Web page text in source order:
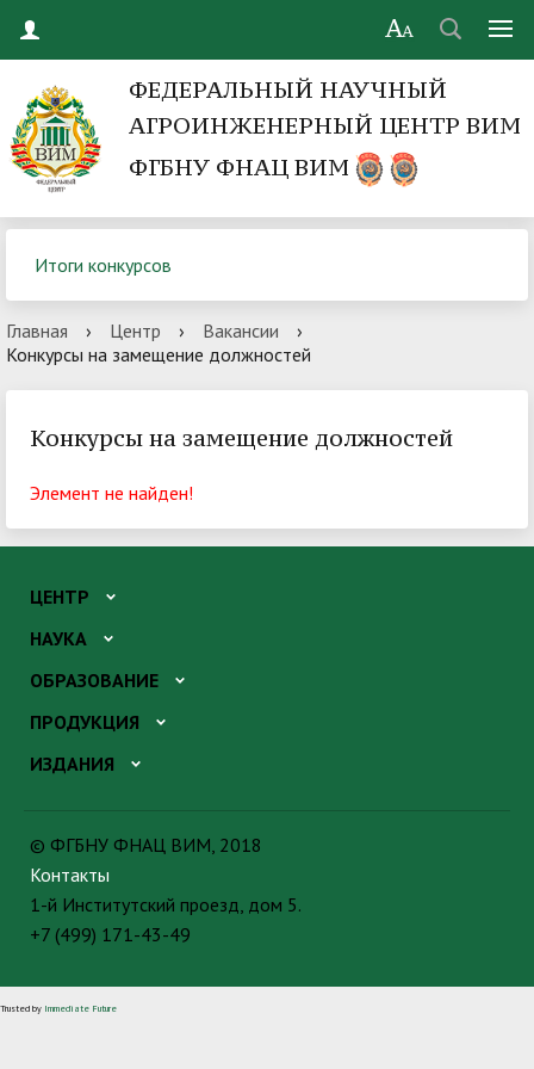
ФЕДЕРАЛЬНЫЙ НАУЧНЫЙ
АГРОИНЖЕНЕРНЫЙ ЦЕНТР ВИМ
ФГБНУ ФНАЦ ВИМ
Итоги конкурсов
Главная › Центр › Вакансии
›
Конкурсы на замещение должностей
Конкурсы на замещение должностей
Элемент не найден!
ЦЕНТР
НАУКА
ОБРАЗОВАНИЕ
ПРОДУКЦИЯ
ИЗДАНИЯ
© ФГБНУ ФНАЦ ВИМ, 2018
Контакты
1-й Институтский проезд, дом 5.
+7 (499) 171-43-49
Trusted by Immediate Future